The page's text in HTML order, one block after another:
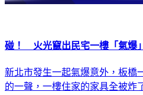
碰！ 火光竄出民宅一樓「氣爆
新北市發生一起氣爆意外，板橋
的一聲，一樓住家的家具全被炸